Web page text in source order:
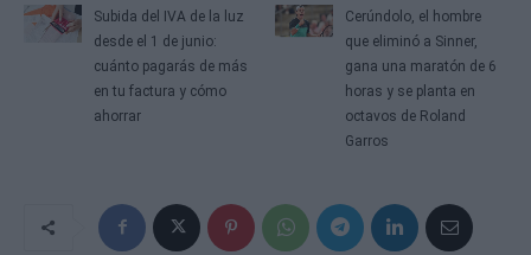
Subida del IVA de la luz
desde el 1 de junio:
cuánto pagarás de más
en tu factura y cómo
ahorrar
Cerúndolo, el hombre
que eliminó a Sinner,
gana una maratón de 6
horas y se planta en
octavos de Roland
Garros